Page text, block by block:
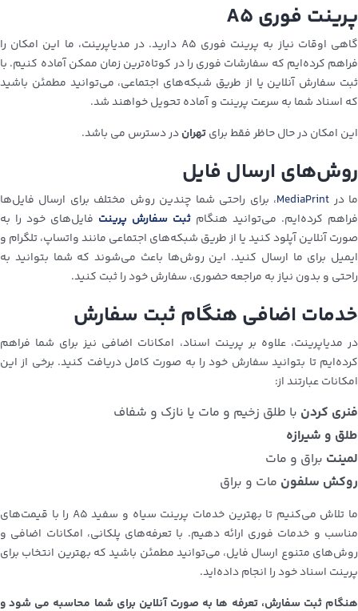
پرینت فوری A5
گاهی اوقات نیاز به پرینت فوری A5 دارید. در مدیاپرینت، ما این امکان را
فراهم کرده‌ایم که سفارشات فوری را در کوتاه‌ترین زمان ممکن آماده کنیم. با
ثبت سفارش آنلاین یا از طریق شبکه‌های اجتماعی، می‌توانید مطمئن باشید
که اسناد شما به سرعت پرینت و آماده تحویل خواهند شد.
این امکان در حال حاظر فقط برایتهراندر دسترس می باشد.
روش‌های ارسال فایل
ما در MediaPrint، برای راحتی شما چندین روش مختلف برای ارسال فایل‌ها
فراهم کرده‌ایم. می‌توانید هنگام ثبت سفارش پرینت فایل‌های خود را به
صورت آنلاین آپلود کنید یا از طریق شبکه‌های اجتماعی مانند واتساپ، تلگرام و
ایمیل برای ما ارسال کنید. این روش‌ها باعث می‌شوند که شما بتوانید به
راحتی و بدون نیاز به مراجعه حضوری، سفارش خود را ثبت کنید.
خدمات اضافی هنگام ثبت سفارش
در مدیاپرینت، علاوه بر پرینت اسناد، امکانات اضافی نیز برای شما فراهم
کرده‌ایم تا بتوانید سفارش خود را به صورت کامل دریافت کنید. برخی از این
امکانات عبارتند از:
فنری کردن با طلق زخیم و مات یا نازک و شفاف
طلق و شیرازه
لمینت براق و مات
روکش سلفون مات و براق
ما تلاش می‌کنیم تا بهترین خدمات پرینت سیاه و سفید A5 را با قیمت‌های
مناسب و خدمات فوری ارائه دهیم. با تعرفه‌های پلکانی، امکانات اضافی و
روش‌های متنوع ارسال فایل، می‌توانید مطمئن باشید که بهترین انتخاب برای
پرینت اسناد خود را انجام داده‌اید.
هنگام ثبت سفارش، تعرفه ها به صورت آنلاین برای شما محاسبه می شود و